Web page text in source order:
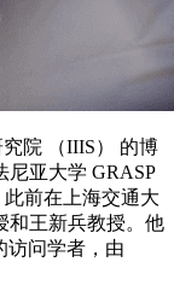
院 （IIIS） 的博
亚大学 GRASP
此前在上海交通大
和王新兵教授。他
访问学者，由